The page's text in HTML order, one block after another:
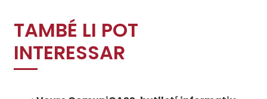
TAMBÉ LI POT
INTERESSAR